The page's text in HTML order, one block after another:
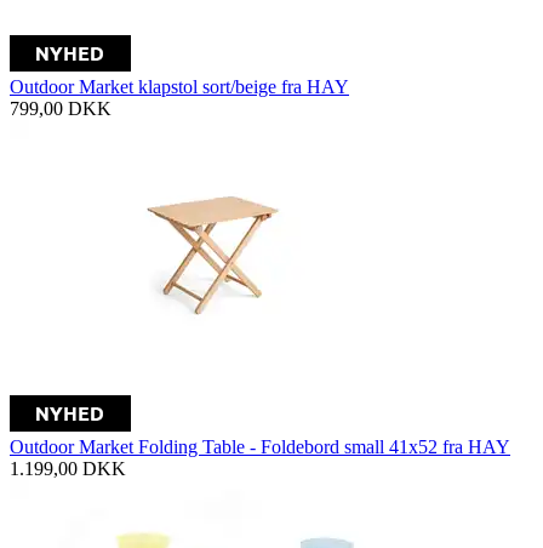
Outdoor Market klapstol sort/beige fra HAY
799,00 DKK
Outdoor Market Folding Table - Foldebord small 41x52 fra HAY
1.199,00 DKK